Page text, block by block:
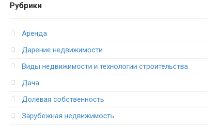
Рубрики
Аренда
Дарение недвижимости
Виды недвижимости и технологии строительства
Дача
Долевая собственность
Зарубежная недвижимость